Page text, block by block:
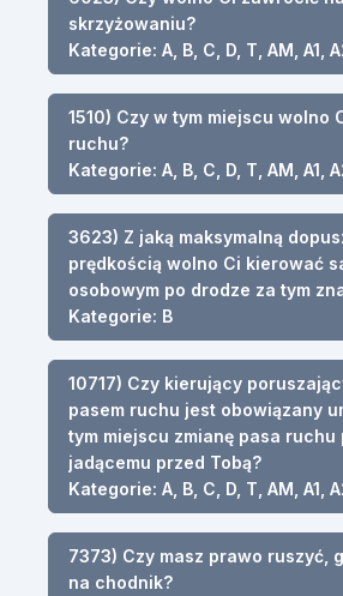
skrzyżowaniu?
Kategorie: A, B, C, D, T, AM, A1,
1510) Czy w tym miejscu wolno
ruchu?
Kategorie: A, B, C, D, T, AM, A1,
3623) Z jaką maksymalną
prędkością wolno Ci kierować
osobowym po drodze za tym
Kategorie: B
10717) Czy kierujący
pasem ruchu jest obowiązany
tym miejscu zmianę pasa ruchu
jadącemu przed Tobą?
Kategorie: A, B, C, D, T, AM, A1,
7373) Czy masz prawo ruszyć,
na chodnik?